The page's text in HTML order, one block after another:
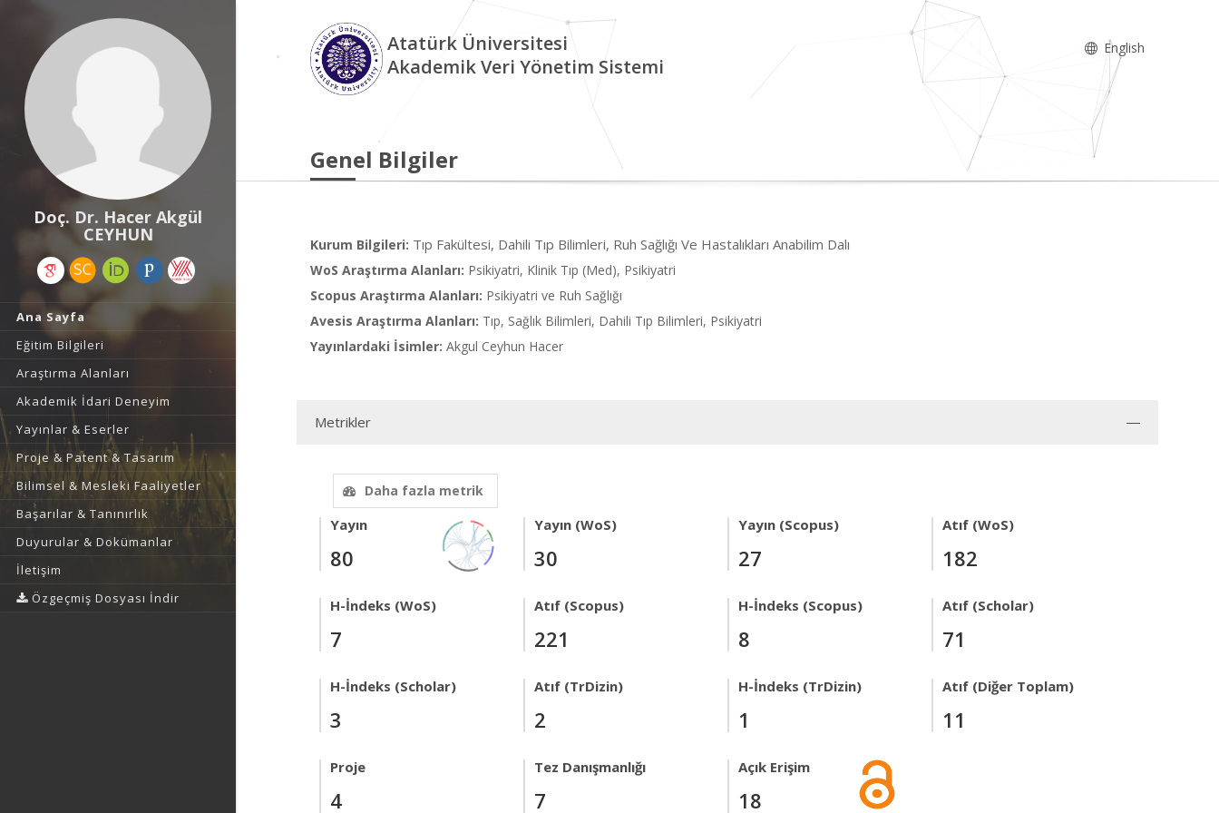
Doç. Dr. Hacer Akgül
CEYHUN
Ana Sayfa
Eğitim Bilgileri
Araştırma Alanları
Akademik İdari Deneyim
Yayınlar & Eserler
Proje & Patent & Tasarım
Bilimsel & Mesleki Faaliyetler
Başarılar & Tanınırlık
Duyurular & Dokümanlar
İletişim
Özgeçmiş Dosyası İndir
Atatürk Üniversitesi
Akademik Veri Yönetim Sistemi
English
Genel Bilgiler
Kurum Bilgileri: Tıp Fakültesi, Dahili Tıp Bilimleri, Ruh Sağlığı Ve Hastalıkları Anabilim Dalı
WoS Araştırma Alanları: Psikiyatri, Klinik Tıp (Med), Psikiyatri
Scopus Araştırma Alanları: Psikiyatri ve Ruh Sağlığı
Avesis Araştırma Alanları: Tıp, Sağlık Bilimleri, Dahili Tıp Bilimleri, Psikiyatri
Yayınlardaki İsimler: Akgul Ceyhun Hacer
Metrikler
Daha fazla metrik
Yayın
80
Yayın (WoS)
30
Yayın (Scopus)
27
Atıf (WoS)
182
H-İndeks (WoS)
7
Atıf (Scopus)
221
H-İndeks (Scopus)
8
Atıf (Scholar)
71
H-İndeks (Scholar)
3
Atıf (TrDizin)
2
H-İndeks (TrDizin)
1
Atıf (Diğer Toplam)
11
Proje
4
Tez Danışmanlığı
7
Açık Erişim
18